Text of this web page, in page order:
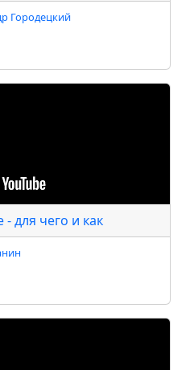
Городецкий
для чего и как